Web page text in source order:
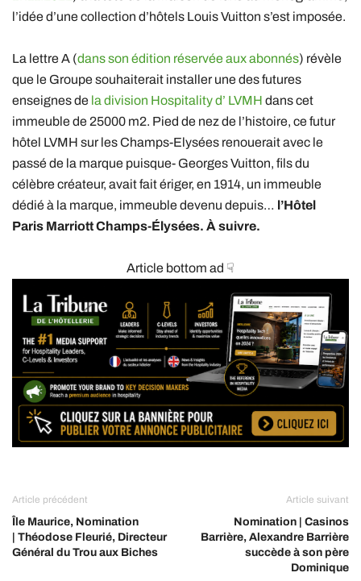
l’idée d’une collection d’hôtels Louis Vuitton s’est imposée.
La lettre A (dans son édition réservée aux abonnés) révèle
que le Groupe souhaiterait installer une des futures
enseignes de la division Hospitality d’ LVMH dans cet
immeuble de 25000 m2. Pied de nez de l’histoire, ce futur
hôtel LVMH sur les Champs-Elysées renouerait avec le
passé de la marque puisque- Georges Vuitton, fils du
célèbre créateur, avait fait ériger, en 1914, un immeuble
dédié à la marque, immeuble devenu depuis… l’Hôtel
Paris Marriott Champs-Élysées. À suivre.
Article bottom ad ☟
Article précédent
Île Maurice, Nomination
| Théodose Fleurié, Directeur
Général du Trou aux Biches
Article suivant
Nomination | Casinos
Barrière, Alexandre Barrière
succède à son père
Dominique